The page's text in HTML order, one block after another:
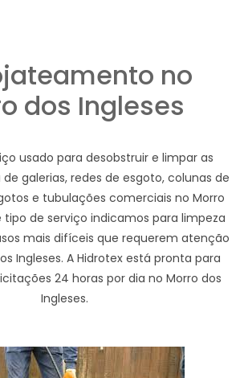
no
dos Ingleses
usado para desobstruir e limpar as
galerias, redes de esgoto, colunas de
e tubulações comerciais no Morro
tipo de serviço indicamos para limpeza
mais difíceis que requerem atenção
Ingleses. A Hidrotex está pronta para
24 horas por dia no Morro dos
Ingleses.